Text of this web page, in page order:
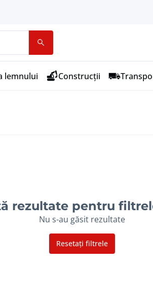
lemnului Construcții
rezultate pentru
Nu s-au găsit rezultate
Resetați filtrele